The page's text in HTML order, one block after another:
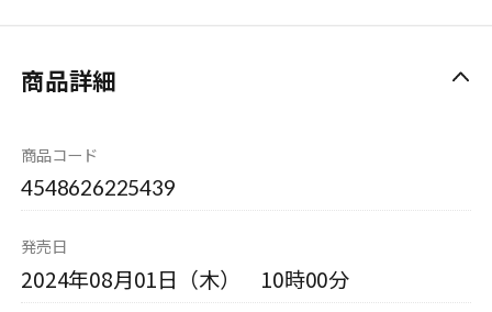
商品詳細
商品コード
4548626225439
発売日
2024年08月01日（木） 10時00分